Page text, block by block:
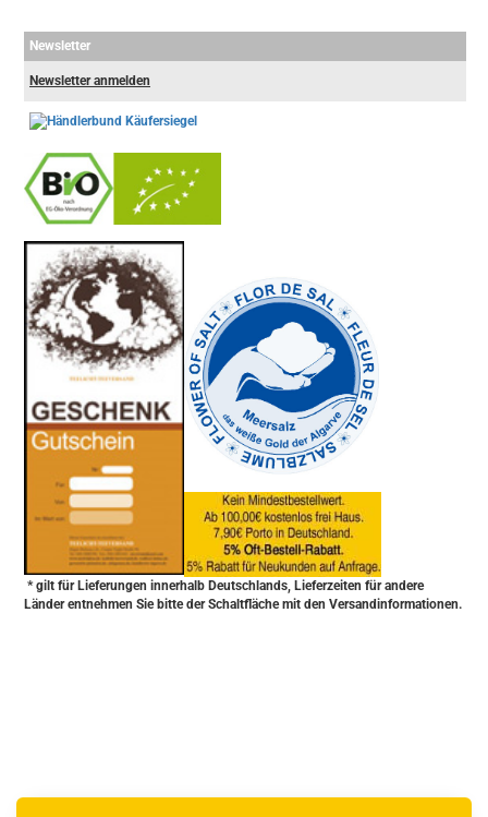
Newsletter
Newsletter anmelden
* gilt für Lieferungen innerhalb Deutschlands, Lieferzeiten für andere
Länder entnehmen Sie bitte der Schaltfläche mit den Versandinformationen.